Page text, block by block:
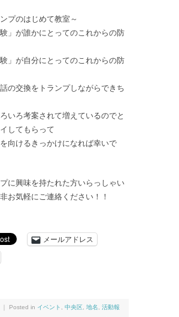
プのはじめて教室～
験」が誰かにとってのこれからの防
験」が自分にとってのこれからの防
の交換をトランプしながらできち
いろ考案されて増えているのでと
してもらって
向けるきっかけになれば幸いで
に興味を持たれた方いらっしゃい
お気軽にご連絡ください！！
メールアドレス
Posted in イベント , 中央区, 地名, 活動報